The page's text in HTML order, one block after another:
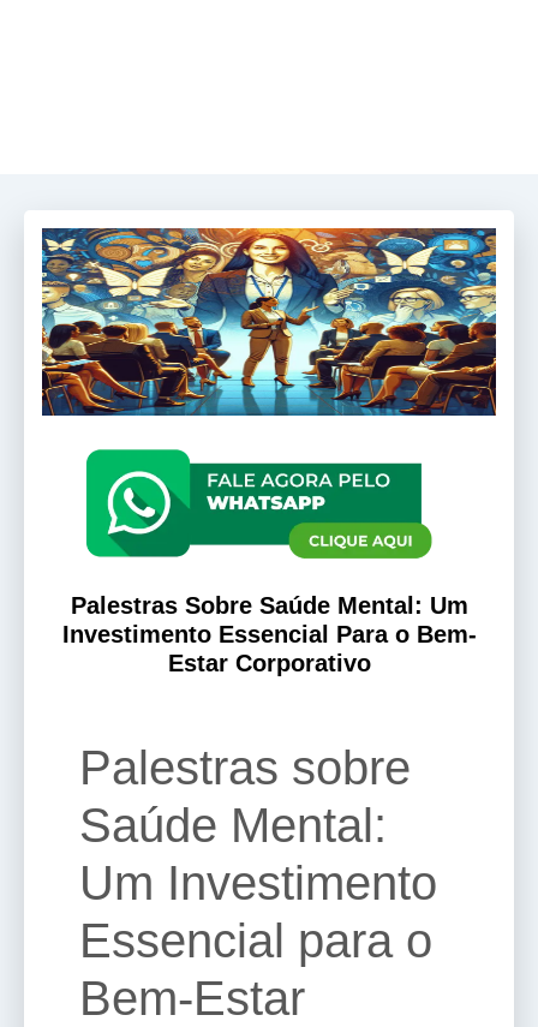
Palestras Sobre Saúde Mental: Um
Investimento Essencial Para o Bem-
Estar Corporativo
Palestras sobre
Saúde Mental:
Um Investimento
Essencial para o
Bem-Estar